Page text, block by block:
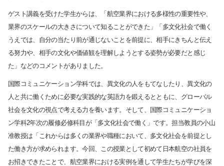
ゲスト講義を受けた学生からは、「航空業界における多様性の重要性や、
業界のスケールの大きさについて知ることができた」「多文化社会で働く
うえでは、自分の当たり前が通じないことを前提に、相手にきちんと伝え
る努力や、相手の文化や価値観を理解しようとする姿勢が必要だと感じ
た」などのコメントがありました。
国際コミュニケーション学科では、異文化の人をもてなしたり、異文化の
人と共に働くために必要な実践的な英語力を鍛えるとともに、グローバル
社会を文化の視点で考える力を養います。そして、国際コミュニケーショ
ン学科2年次の履修必修科目が「多文化社会で働く」です。担当教員の小山
准教授は「これからは多くの業界や職種において、多文化社会を前提とし
た働き方が求められます。今回、この授業として初めて日本航空の社員を
お招きできたことで、航空業界における実例を通して学生たちが学びを深